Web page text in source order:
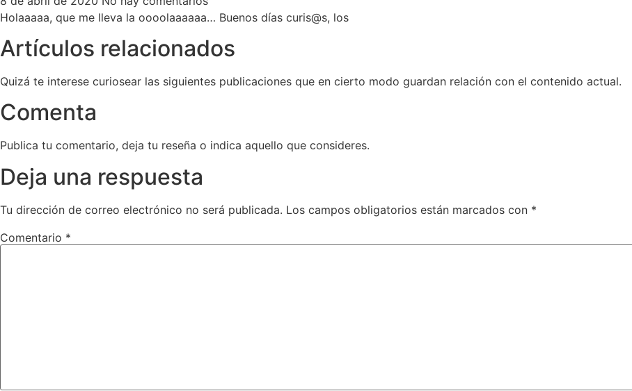
Holaaaaa, que me lleva la oooolaaaaaa… Buenos días curis@s, los
Artículos relacionados
Quizá te interese curiosear las siguientes publicaciones que en cierto modo guardan relación con el contenido actual.
Comenta
Publica tu comentario, deja tu reseña o indica aquello que consideres.
Deja una respuesta
Tu dirección de correo electrónico no será publicada. Los campos obligatorios están marcados con *
Comentario *